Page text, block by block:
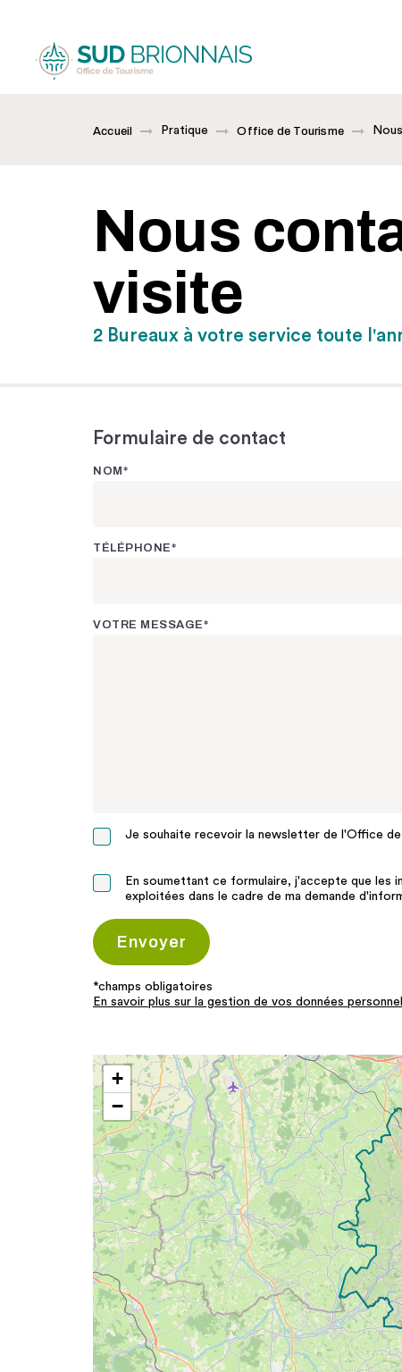
Accueil Pratique Office de Tourisme
Nous
visite
2 Bureaux à votre service toute
Formulaire de contact
NOM*
TÉLÉPHONE*
VOTRE MESSAGE*
Je souhaite recevoir la newsletter de l'Office de
En soumettant ce formulaire, j'accepte que les
exploitées dans le cadre de ma demande
*champs obligatoires
En savoir plus sur la gestion de vos données
+
−